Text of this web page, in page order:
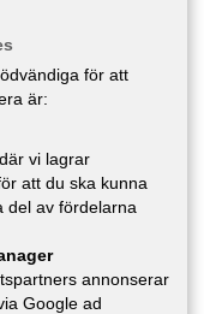
för att
är:
vi lagrar
att du ska kunna
del av fördelarna
annonserar
Google ad